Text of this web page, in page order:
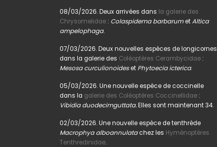
08/03/2026. Deux arrivées dans la galerie des
Chrysomelidae : Colaspidema barbarumetAltica
ampelophaga.
07/03/2026. Deux nouvelles espèces de longicornes
dans la galerie des Coléoptères Cerambycidae :
Mesosa curculionoideset Phytoecia icterica.
05/03/2026. Une nouvelle espèce de coccinelle
dans la galerie des Coléoptères Coccinellidae :
Vibidia duodecimguttata.Elles sont maintenant 34.
02/03/2026. Une nouvelle espèce de tenthrède
Macrophya alboannulatachez les Hyménoptères
Tenthredinidae.